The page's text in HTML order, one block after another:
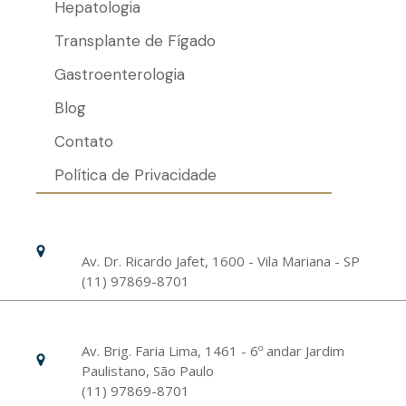
Hepatologia
Transplante de Fígado
Gastroenterologia
Blog
Contato
Política de Privacidade
Av. Dr. Ricardo Jafet, 1600 - Vila Mariana - SP
(11) 97869-8701
Av. Brig. Faria Lima, 1461 - 6º andar Jardim
Paulistano, São Paulo
(11) 97869-8701